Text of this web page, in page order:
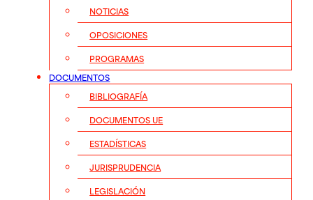
NOTICIAS
OPOSICIONES
PROGRAMAS
DOCUMENTOS
BIBLIOGRAFÍA
DOCUMENTOS UE
ESTADÍSTICAS
JURISPRUDENCIA
LEGISLACIÓN